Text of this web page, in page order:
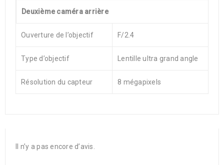
Deuxième caméra arrière
Ouverture de l’objectif F/2.4
Type d’objectif Lentille ultra grand angle
Résolution du capteur 8 mégapixels
Il n’y a pas encore d’avis.